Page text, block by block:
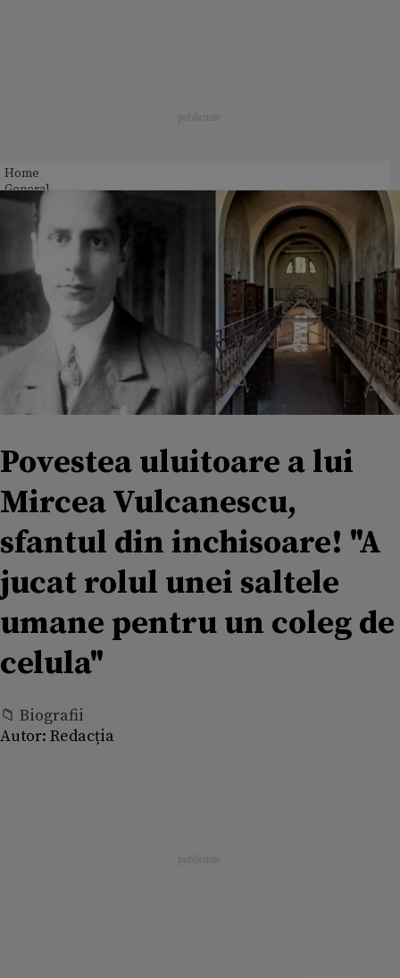
Home
General
Povestea uluitoare a lui
Mircea Vulcanescu,
sfantul din inchisoare! "A
jucat rolul unei saltele
umane pentru un coleg de
celula"
📁 Biografii
Autor: Redacția